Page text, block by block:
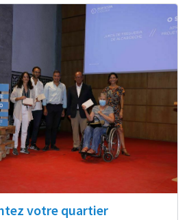
votre quartier